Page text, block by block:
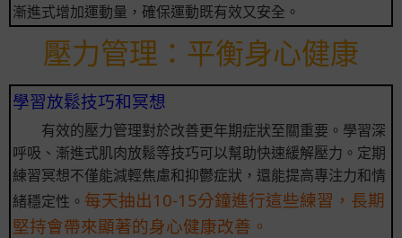
漸進式增加運動量，確保運動既有效又安全。
壓力管理：平衡身心健康
學習放鬆技巧和冥想
有效的壓力管理對於改善更年期症狀至關重要。學習深
呼吸、漸進式肌肉放鬆等技巧可以幫助快速緩解壓力。定期
練習冥想不僅能減輕焦慮和抑鬱症狀，還能提高專注力和情
緒穩定性。 每天抽出10-15分鐘進行這些練習，長期
堅持會帶來顯著的身心健康改善。